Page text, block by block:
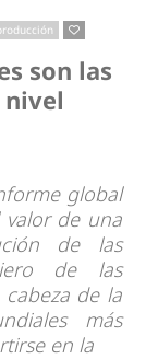
son las
nivel
global
valor de una
de las
de las
de la
más
en la